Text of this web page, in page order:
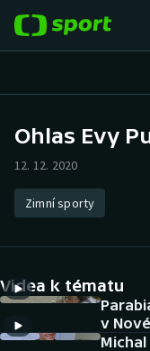
Hokej
Tenis
Atletika
Cyklistika
DALŠÍ SPORTY
Ohlas Evy
12. 12. 2020
Zimní sporty
Videa k tématu
v